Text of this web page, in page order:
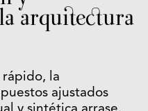
arquitectura
rápido, la
ajustados